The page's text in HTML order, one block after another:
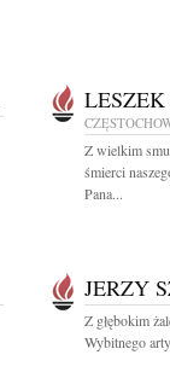
Z wielkim
śmierci
Pana...
JERZY
Z głębokim
Wybitnego